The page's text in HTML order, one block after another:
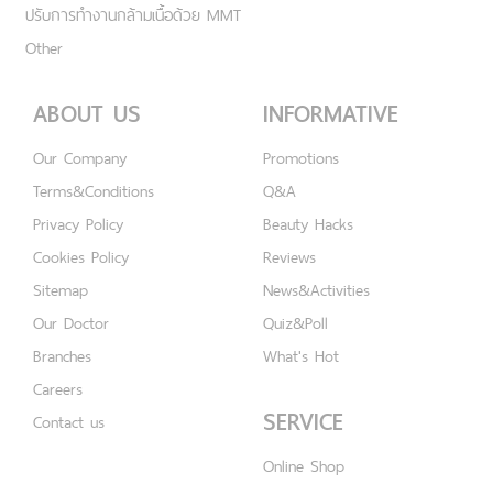
ปรับการทำงานกล้ามเนื้อด้วย MMT
Other
ABOUT US
Our Company
Terms&Conditions
Privacy Policy
Cookies Policy
Sitemap
Our Doctor
Branches
Careers
Contact us
INFORMATIVE
Promotions
Q&A
Beauty Hacks
Reviews
News&Activities
Quiz&Poll
What's Hot
SERVICE
Online Shop